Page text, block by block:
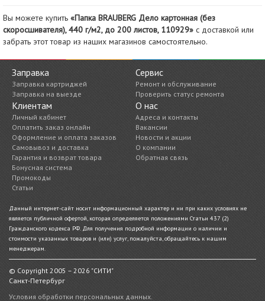
Вы можете купить «Папка BRAUBERG Дело картонная (без
скоросшивателя), 440 г/м2, до 200 листов, 110929» с доставкой или
забрать этот товар из наших магазинов самостоятельно.
Заправка
Заправка картриджей
Заправка на выезде
Сервис
Ремонт и обслуживание
Проверить статус ремонта
Клиентам
Личный кабинет
Оплатить заказ онлайн
Оформление и оплата заказов
Самовывоз и доставка
Гарантия и возврат товара
Бонусная система
Промокоды
Статьи
О нас
Адреса и контакты
Вакансии
Новости и акции
О компании
Обратная связь
Данный интернет-сайт носит информационный характер и ни при каких условиях не
является публичной офертой, которая определяется положениями Статьи 437 (2)
Гражданского кодекса РФ. Для получения подробной информации о наличии и
стоимости указанных товаров и (или) услуг, пожалуйста, обращайтесь к нашим
менеджерам.
© Copyright 2005 – 2026 "СИТИ"
Санкт-Петербург
Условия обработки персональных данных.